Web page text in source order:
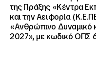
της Πράξης «Κέντρα
και την Αειφορία
«Ανθρώπινο Δυναμικό
2027», με κωδικό ΟΠΣ